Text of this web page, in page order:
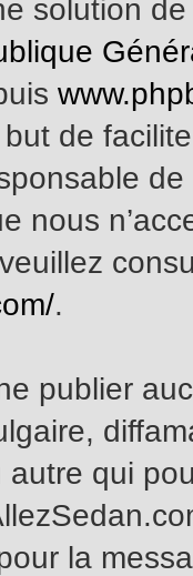
solution
de
nous
.
publier
qui
la